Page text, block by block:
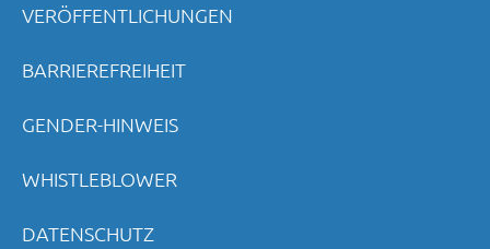
VERÖFFENTLICHUNGEN
BARRIEREFREIHEIT
GENDER-HINWEIS
WHISTLEBLOWER
DATENSCHUTZ